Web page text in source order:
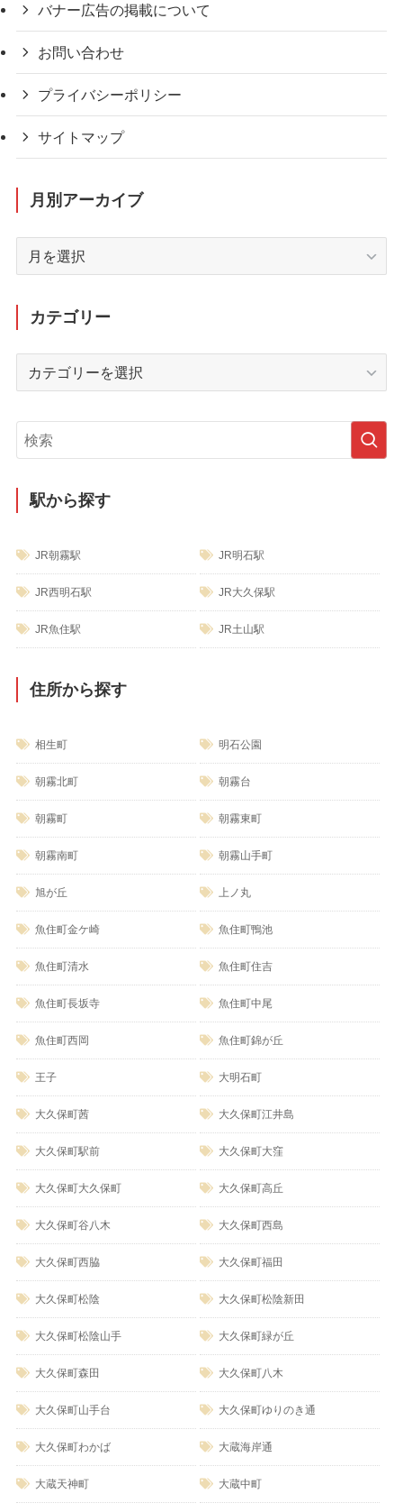
バナー広告の掲載について
お問い合わせ
プライバシーポリシー
サイトマップ
月別アーカイブ
イ
ブ
カテゴリー
リ
ー
駅から探す
JR朝霧駅 JR明石駅
JR西明石駅 JR大久保駅
JR魚住駅 JR土山駅
住所から探す
相生町 明石公園
朝霧北町 朝霧台
朝霧町 朝霧東町
朝霧南町 朝霧山手町
旭が丘 上ノ丸
魚住町金ケ崎 魚住町鴨池
魚住町清水 魚住町住吉
魚住町長坂寺 魚住町中尾
魚住町西岡 魚住町錦が丘
王子 大明石町
大久保町茜 大久保町江井島
大久保町駅前 大久保町大窪
大久保町大久保町 大久保町高丘
大久保町谷八木 大久保町西島
大久保町西脇 大久保町福田
大久保町松陰 大久保町松陰新田
大久保町松陰山手 大久保町緑が丘
大久保町森田 大久保町八木
大久保町山手台 大久保町ゆりのき通
大久保町わかば 大蔵海岸通
大蔵天神町 大蔵中町